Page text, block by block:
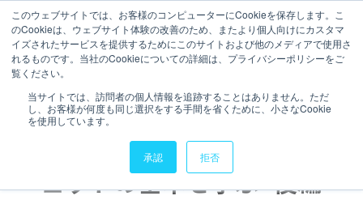
このウェブサイトでは、お客様のコンピューターにCookieを保存します。こ
のCookieは、ウェブサイト体験の改善のため、またより個人向けにカスタマ
イズされたサービスを提供するためにこのサイトおよび他のメディアで使用さ
れるものです。当社のCookieについての詳細は、プライバシーポリシーをご
覧ください。
当サイトでは、訪問者の個人情報を追跡することはありません。ただ
し、お客様が何度も同じ選択をする手間を省くために、小さなCookie
を使用しています。
承認 拒否
お問い合わせ
5 分で読むことができます。
【Sisense Widget】棒グ
ラフでSisenseのウィジ
ェットの基本を学ぶ -後編